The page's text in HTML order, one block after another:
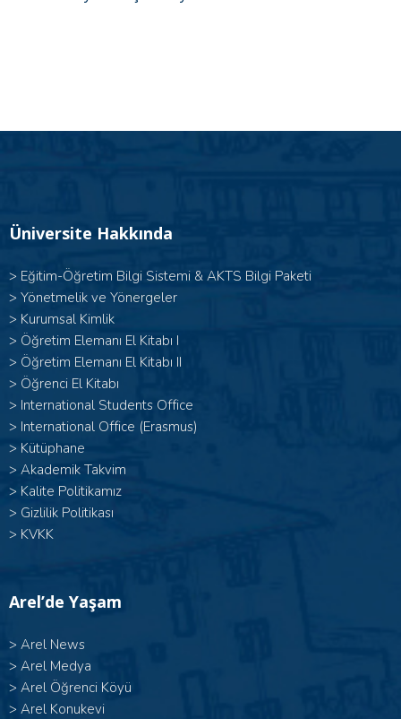
Üniversite Hakkında
> Eğitim-Öğretim Bilgi Sistemi & AKTS Bilgi Paketi
> Yönetmelik ve Yönergeler
> Kurumsal Kimlik
> Öğretim Elemanı El Kitabı I
> Öğretim Elemanı El Kitabı II
> Öğrenci El Kitabı
> International Students Office
> International Office (Erasmus)
> Kütüphane
> Akademik Takvim
> Kalite Politikamız
> Gizlilik Politikası
> KVKK
Arel’de Yaşam
> Arel News
> Arel Medya
> Arel Öğrenci Köyü
> Arel Konukevi